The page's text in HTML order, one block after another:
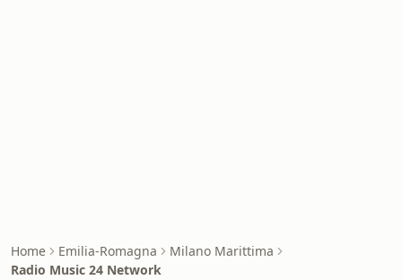
Home Emilia-Romagna
Milano Marittima
Radio Music 24 Network